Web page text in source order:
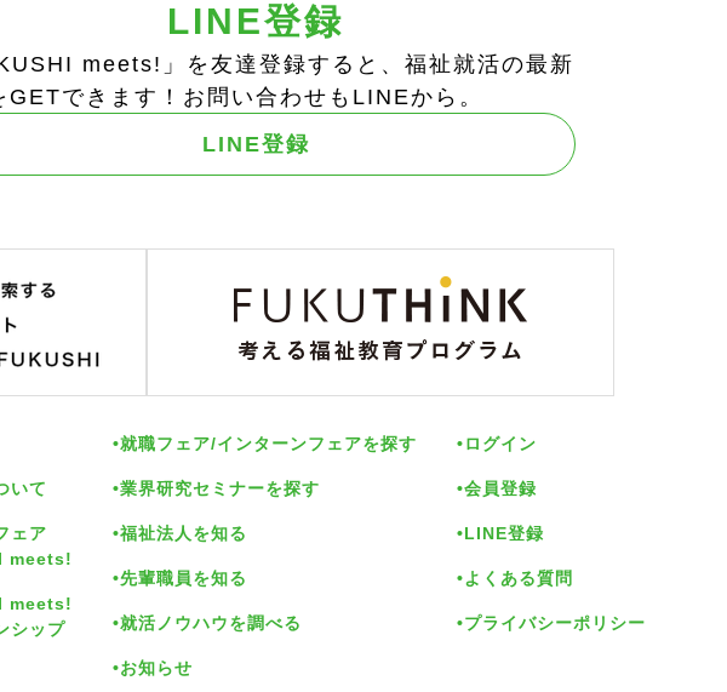
LINE登録
meets!」を友達登録すると、福祉就活の最新
GETできます！お問い合わせもLINEから。
LINE登録
いて
ェア
meets!
meets!
シップ
就職フェア/インターンフェアを探す
業界研究セミナーを探す
福祉法人を知る
先輩職員を知る
就活ノウハウを調べる
お知らせ
ログイン
会員登録
LINE登録
よくある質問
プライバシーポリシー